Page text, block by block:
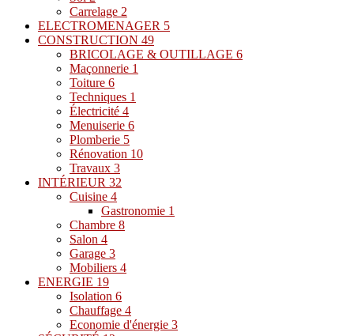
Carrelage 2
ELECTROMENAGER 5
CONSTRUCTION 49
BRICOLAGE & OUTILLAGE 6
Maçonnerie 1
Toiture 6
Techniques 1
Électricité 4
Menuiserie 6
Plomberie 5
Rénovation 10
Travaux 3
INTÉRIEUR 32
Cuisine 4
Gastronomie 1
Chambre 8
Salon 4
Garage 3
Mobiliers 4
ENERGIE 19
Isolation 6
Chauffage 4
Economie d'énergie 3